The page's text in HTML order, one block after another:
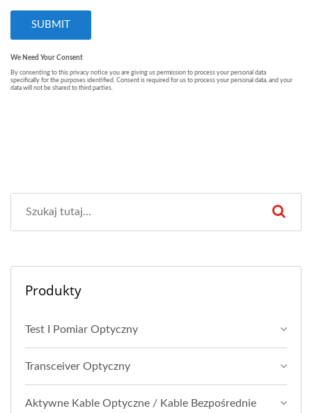
Produkty
Test I Pomiar Optyczny
Transceiver Optyczny
Aktywne Kable Optyczne / Kable Bezpośrednie